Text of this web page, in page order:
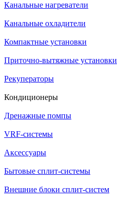
Канальные нагреватели
Канальные охладители
Компактные установки
Приточно-вытяжные установки
Рекуператоры
Кондиционеры
Дренажные помпы
VRF-системы
Аксессуары
Бытовые сплит-системы
Внешние блоки сплит-систем